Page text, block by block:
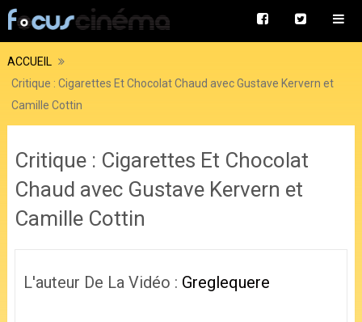
ACCUEIL
Critique : Cigarettes Et Chocolat Chaud avec Gustave Kervern et
Camille Cottin
Critique : Cigarettes Et Chocolat
Chaud avec Gustave Kervern et
Camille Cottin
L'auteur De La Vidéo : Greglequere